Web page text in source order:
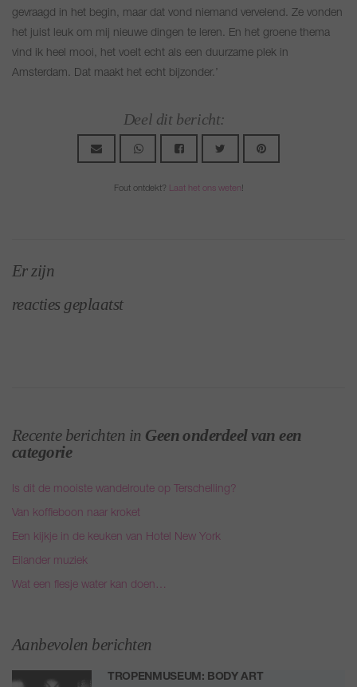
gevraagd in het begin, maar dat vond niemand vervelend. Ze vonden
het juist leuk om mij nieuwe dingen te leren. En het groene thema
vind ik heel mooi, het voelt echt als een duurzame plek in
Amsterdam. Dat maakt het echt bijzonder.’
Deel dit bericht:
Fout ontdekt? Laat het ons weten!
Er zijn
reacties geplaatst
Recente berichten in Geen onderdeel van een
categorie
Is dit de mooiste wandelroute op Terschelling?
Van koffieboon naar kroket
Een kijkje in de keuken van Hotel New York
Eilander muziek
Wat een flesje water kan doen…
Aanbevolen berichten
TROPENMUSEUM: BODY ART